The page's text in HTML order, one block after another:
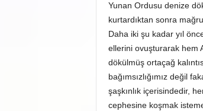
Yunan Ordusu denize
kurtardıktan sonra
Daha iki şu kadar yıl
ellerini ovuşturarak hem
dökülmüş ortaçağ
bağımsızlığımız değil
şaşkınlık içerisindedir,
cephesine koşmak